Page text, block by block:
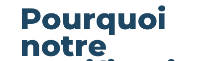
Pourquoi
notre